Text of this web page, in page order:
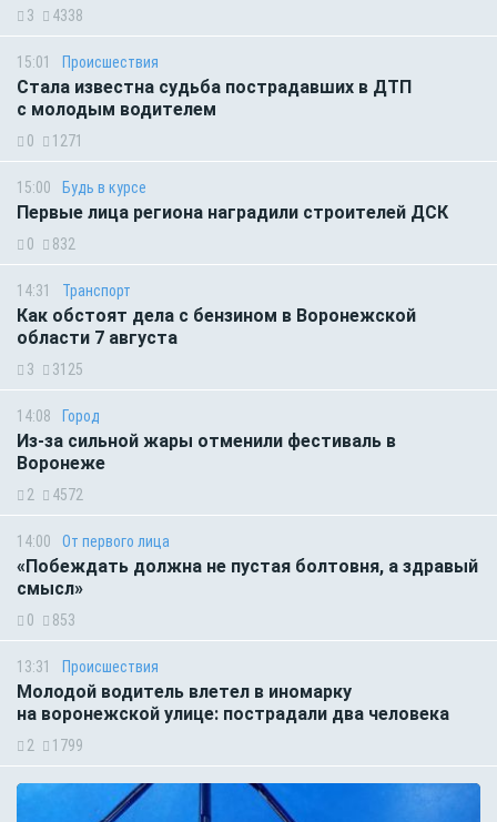
3 4338
15:01 Происшествия
Стала известна судьба пострадавших в ДТП
с молодым водителем
0 1271
15:00 Будь в курсе
Первые лица региона наградили строителей ДСК
0 832
14:31 Транспорт
Как обстоят дела с бензином в Воронежской
области 7 августа
3 3125
14:08 Город
Из-за сильной жары отменили фестиваль в
Воронеже
2 4572
14:00 От первого лица
«Побеждать должна не пустая болтовня, а здравый
смысл»
0 853
13:31 Происшествия
Молодой водитель влетел в иномарку
на воронежской улице: пострадали два человека
2 1799